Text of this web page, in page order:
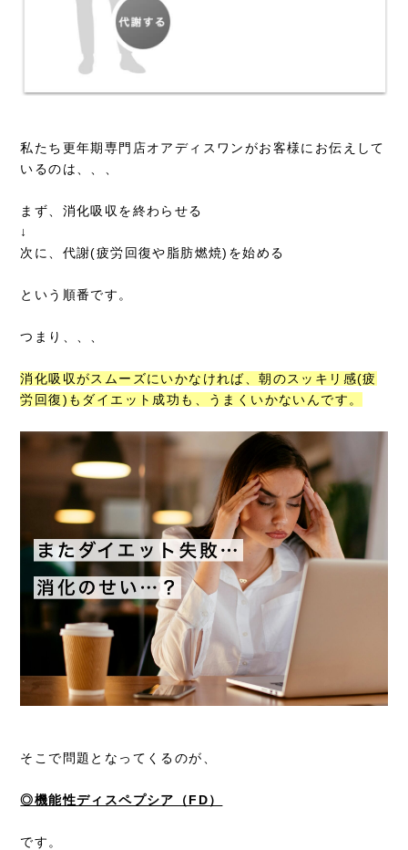
私たち更年期専門店オアディスワンがお客様にお伝えして
いるのは、、、
まず、消化吸収を終わらせる
↓
次に、代謝(疲労回復や脂肪燃焼)を始める
という順番です。
つまり、、、
消化吸収がスムーズにいかなければ、朝のスッキリ感(疲
労回復)もダイエット成功も、うまくいかないんです。
そこで問題となってくるのが、
◎機能性ディスペプシア（FD）
です。